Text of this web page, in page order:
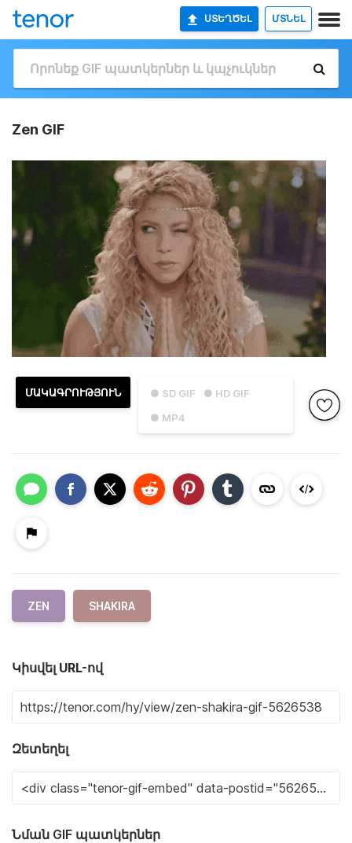
ՍՏԵՂԾԵԼ ՄՏՆԵԼ
Zen GIF
● SD GIF
● HD GIF
● MP4
ՄԱԿԱԳՐՈՒԹՅՈՒՆ
ZEN SHAKIRA
Կիսվել URL-ով
Զետեղել
Նման GIF պատկերներ